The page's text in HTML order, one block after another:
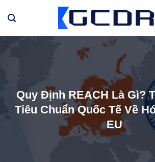
qua
Quy Định REACH Là Gì?
Tiêu Chuẩn Quốc Tế Về
EU